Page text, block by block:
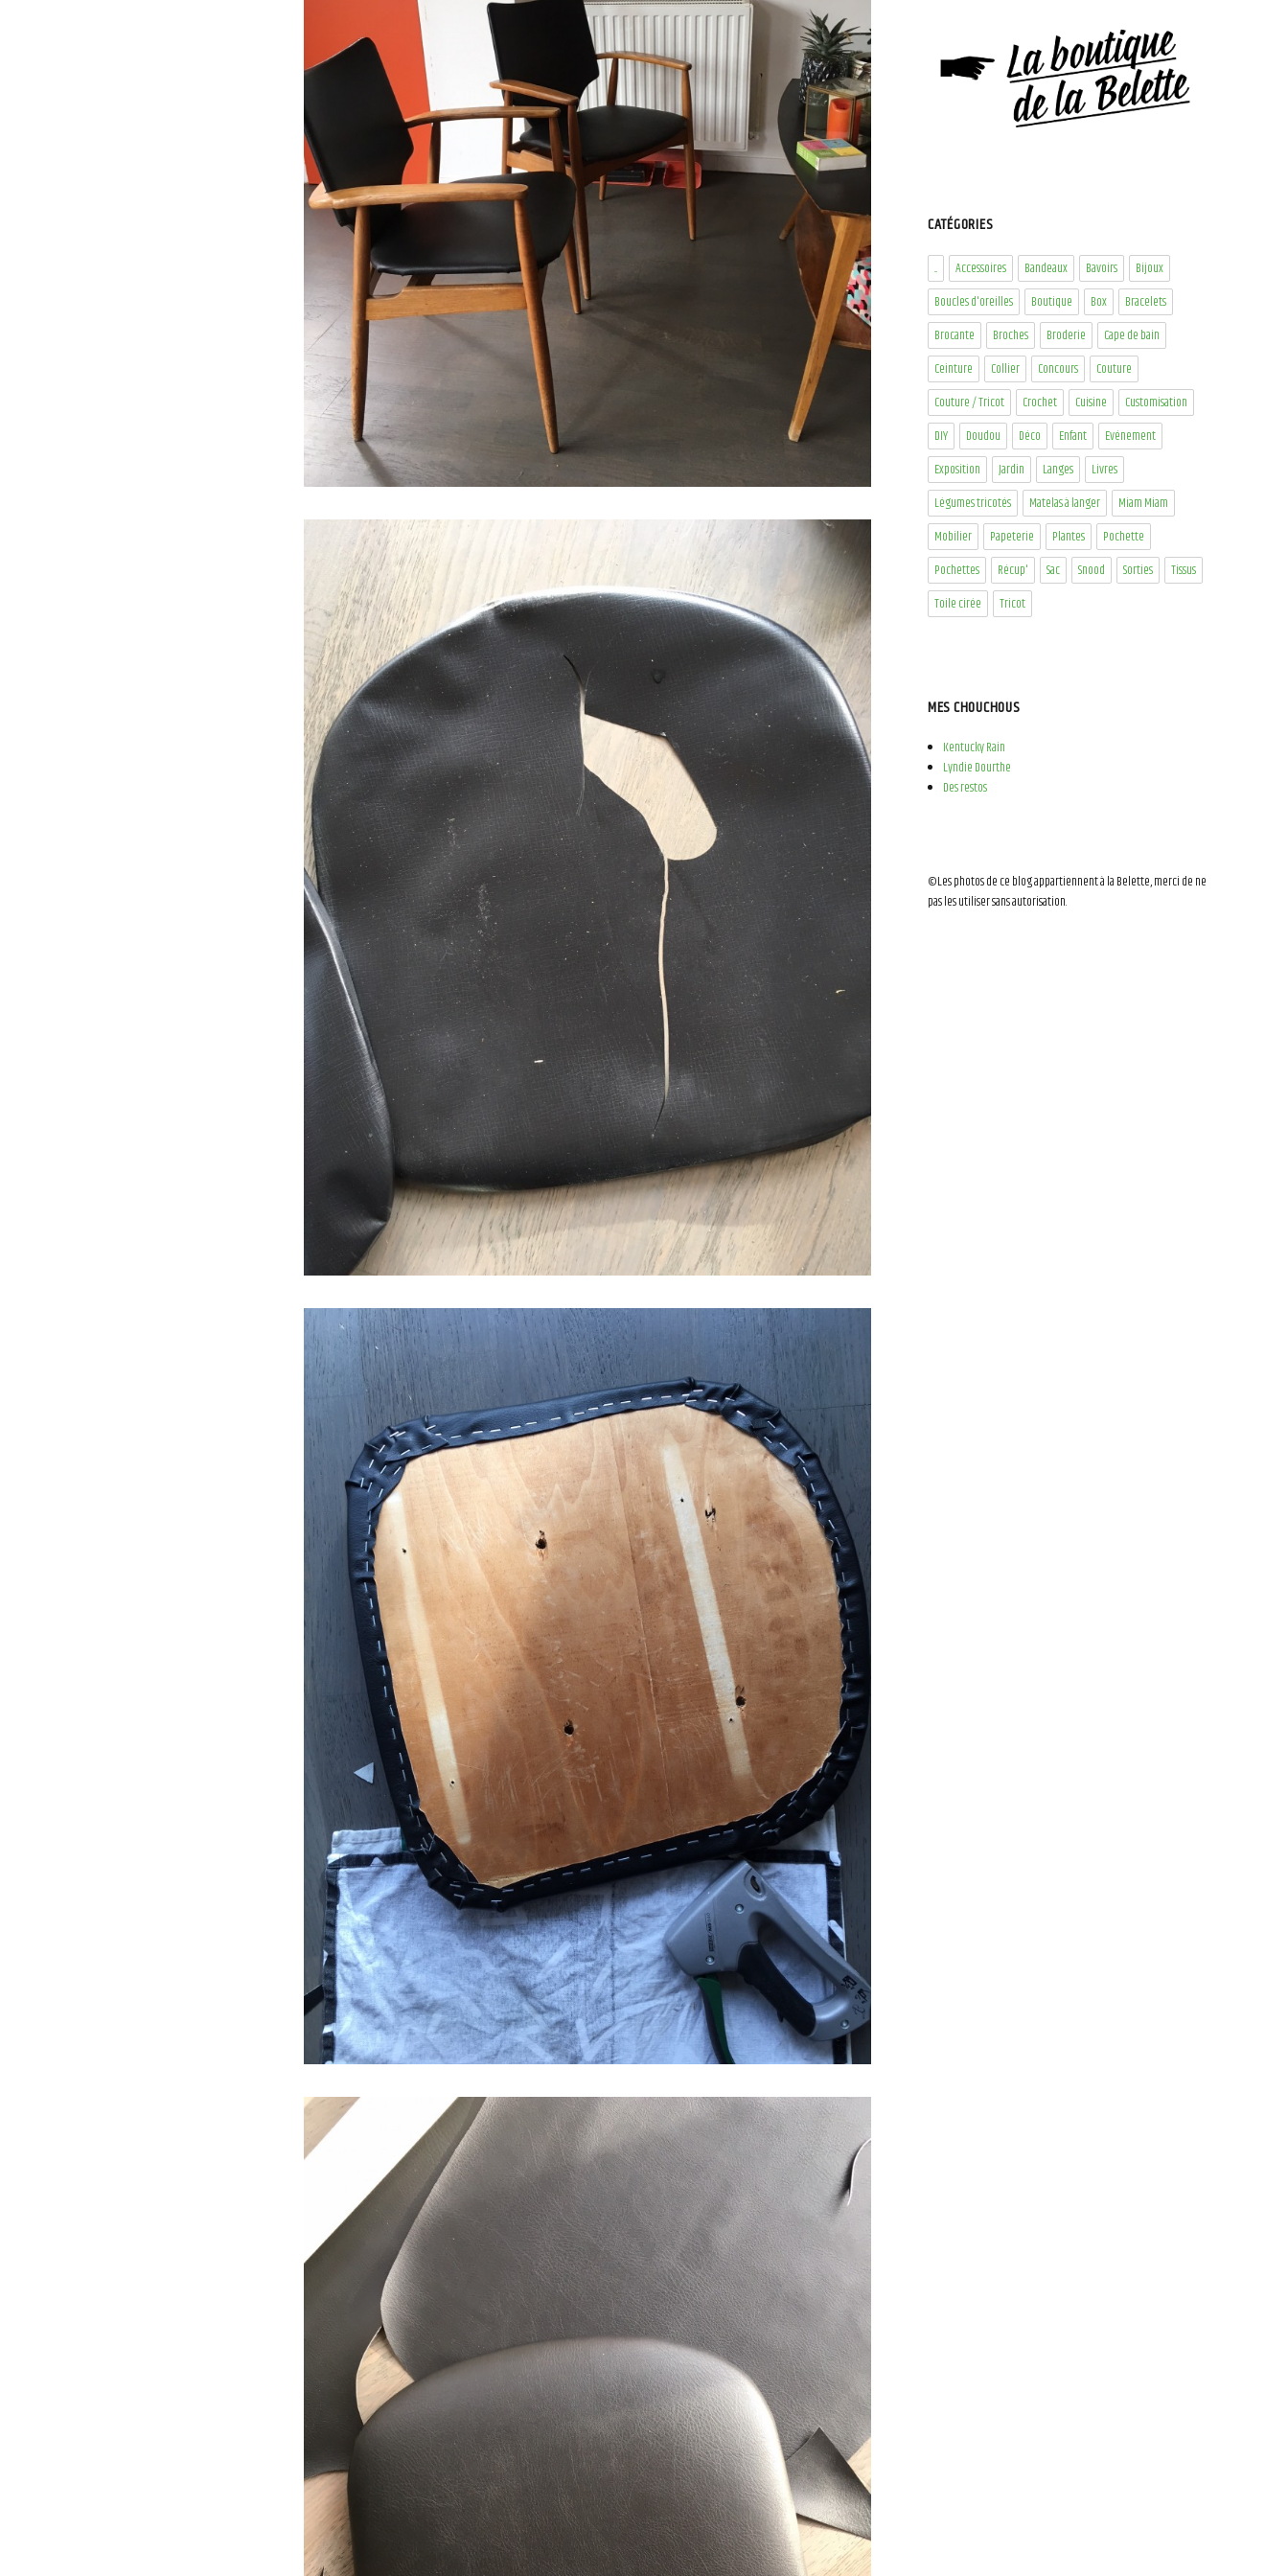
CATÉGORIES
... Accessoires Bandeaux Bavoirs
Bijoux
Boucles d'oreilles
Boutique Box
Bracelets
Brocante
Broches Broderie
Cape de bain
Ceinture
Collier Concours
Couture
Couture / Tricot
Crochet Cuisine
Customisation
DIY
Doudou Déco Enfant
Evénement
Exposition
Jardin Langes
Livres
Légumes tricotés
Matelas à langer
Miam Miam
Mobilier
Papeterie Plantes
Pochette
Pochettes
Récup' Sac Snood Sorties
Tissus
Toile cirée
Tricot
MES CHOUCHOUS
Kentucky Rain
Lyndie Dourthe
Des restos
©Les photos de ce blog appartiennent à la Belette, merci de ne
pas les utiliser sans autorisation.